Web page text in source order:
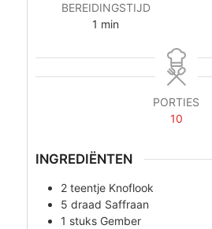
BEREIDINGSTIJD
1 minuut
min
PORTIES
10
INGREDIËNTEN
2 teentje Knoflook
5 draad Saffraan
1 stuks Gember